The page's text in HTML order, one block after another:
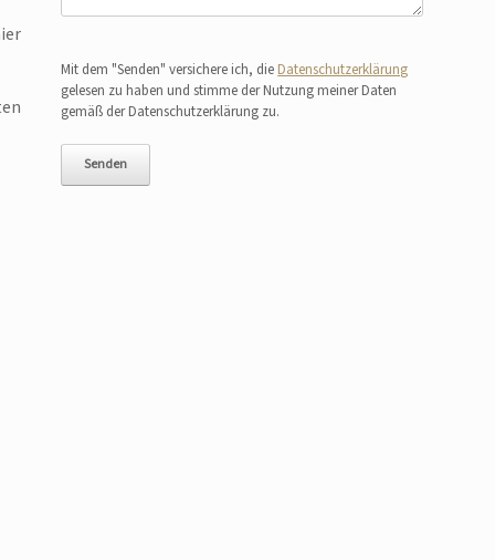
Mit dem "Senden" versichere ich, die Datenschutzerklärung
gelesen zu haben und stimme der Nutzung meiner Daten
gemäß der Datenschutzerklärung zu.